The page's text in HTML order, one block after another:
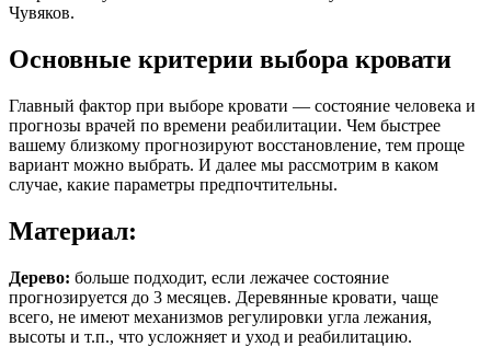
Чувяков.
Основные критерии выбора кровати
Главный фактор при выборе кровати — состояние человека и
прогнозы врачей по времени реабилитации. Чем быстрее
вашему близкому прогнозируют восстановление, тем проще
вариант можно выбрать. И далее мы рассмотрим в каком
случае, какие параметры предпочтительны.
Материал:
Дерево: больше подходит, если лежачее состояние
прогнозируется до 3 месяцев. Деревянные кровати, чаще
всего, не имеют механизмов регулировки угла лежания,
высоты и т.п., что усложняет и уход и реабилитацию.